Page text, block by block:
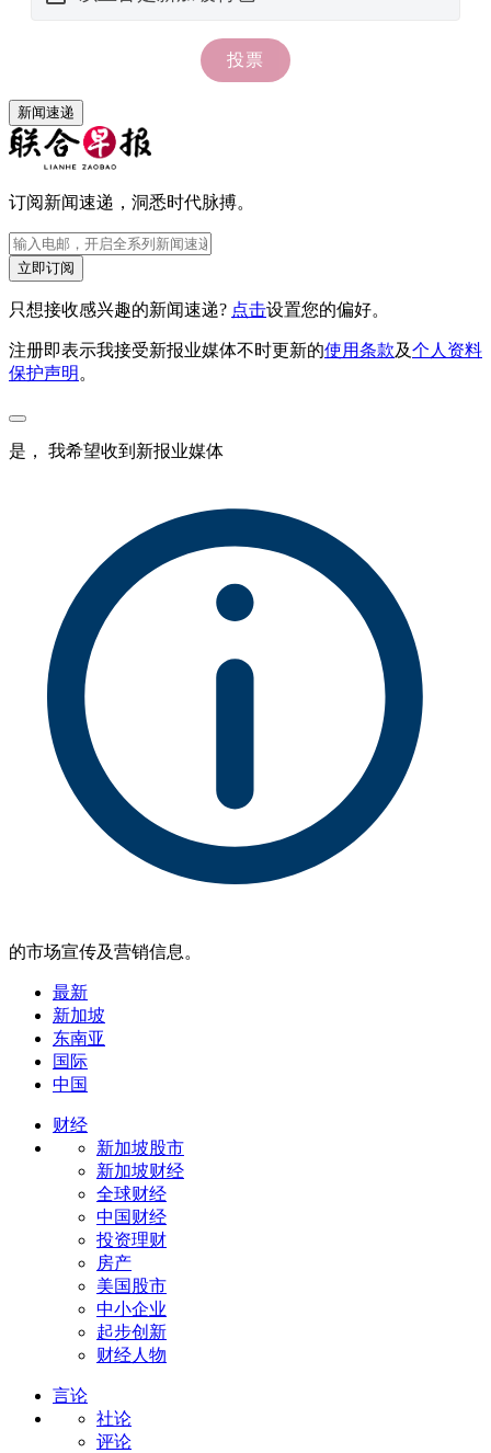
新闻速递
订阅新闻速递，洞悉时代脉搏。
立即订阅
只想接收感兴趣的新闻速递? 点击设置您的偏好。
注册即表示我接受新报业媒体不时更新的使用条款及个人资料
保护声明。
是， 我希望收到新报业媒体
的市场宣传及营销信息。
最新
新加坡
东南亚
国际
中国
财经
新加坡股市
新加坡财经
全球财经
中国财经
投资理财
房产
美国股市
中小企业
起步创新
财经人物
言论
社论
评论